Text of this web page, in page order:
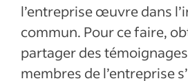
l’entreprise œuvre dans
commun. Pour ce faire,
partager des
membres de l’entreprise